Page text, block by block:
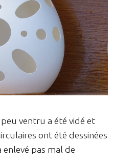
ventru a été vidé et
ont été dessinées
enlevé pas mal de